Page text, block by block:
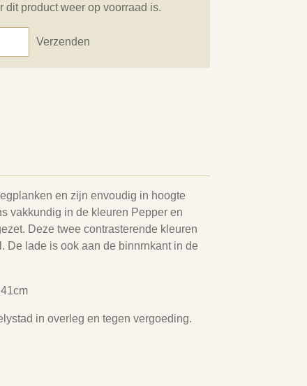
dit product weer op voorraad is.
Verzenden
en zijn envoudig in hoogte
vakkundig in de kleuren Pepper en
Deze twee contrasterende kleuren
De lade is ook aan de binnrnkant in de
in overleg en tegen vergoeding.